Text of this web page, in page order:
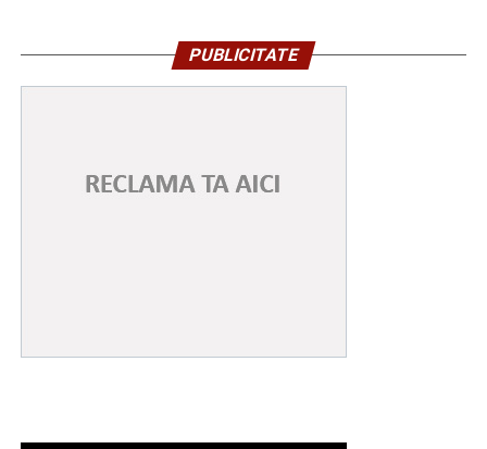
PUBLICITATE